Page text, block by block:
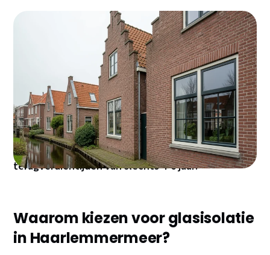
Woon je in Haarlemmermeer en ben je die hoge
energierekening meer dan zat? Met glasisolatie
haal je makkelijk 30-40% van je gasrekening af en
verhoog je het wooncomfort aanzienlijk. In deze
gemeente vol karakteristieke woningen uit
verschillende bouwperiodes is isolatie vaak de
slimste investering die je kunt doen - met
terugverdientijden van slechts 4-6 jaar!
Waarom kiezen voor glasisolatie
in Haarlemmermeer?